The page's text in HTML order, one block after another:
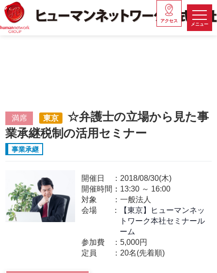
メニュー
アクセス
満席 東京
☆弁護士の立場から見た事
業承継税制の活用セミナー
事業承継
開催日
2018/08/30(木)
開催時間： 13:30～ 16:00
対象
一般法人
会場
【東京】ヒューマンネッ
トワーク本社セミナール
ーム
参加費
5,000円
定員
20名(先着順)